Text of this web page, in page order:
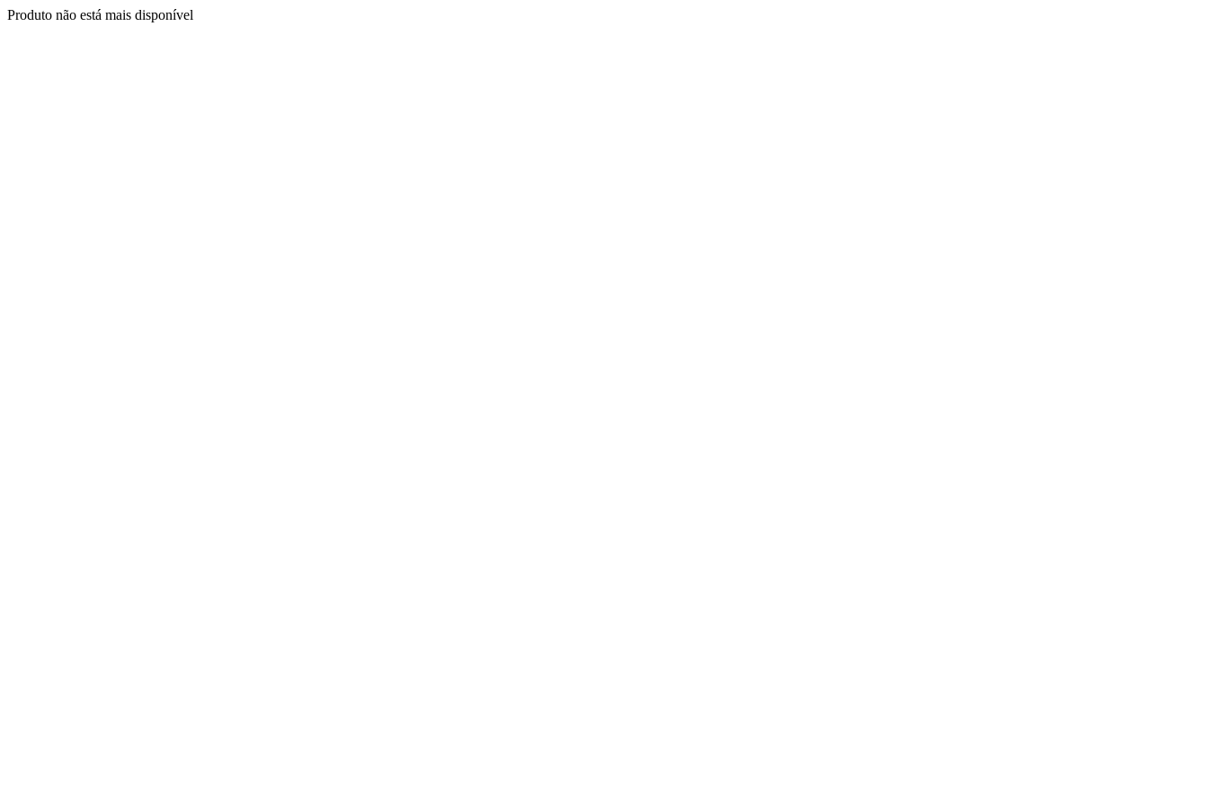
Produto não está mais disponível